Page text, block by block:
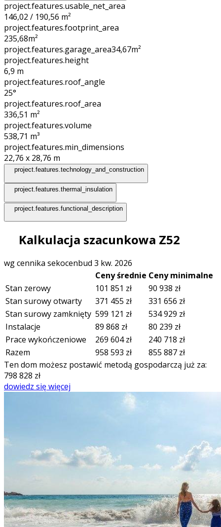
project.features.usable_net_area
146,02 / 190,56 m²
project.features.footprint_area
235,68m²
project.features.garage_area34,67m²
project.features.height
6,9 m
project.features.roof_angle
25°
project.features.roof_area
336,51 m²
project.features.volume
538,71 m³
project.features.min_dimensions
22,76 x 28,76 m
project.features.technology_and_construction
project.features.thermal_insulation
project.features.functional_description
Kalkulacja szacunkowa Z52
wg cennika sekocenbud 3 kw. 2026
Ceny średnie Ceny minimalne
Stan zerowy
101 851 zł 90 938 zł
Stan surowy otwarty
371 455 zł 331 656 zł
Stan surowy zamknięty 599 121 zł 534 929 zł
Instalacje
89 868 zł 80 239 zł
Prace wykończeniowe
269 604zł 240 718 zł
Razem
958 593 zł 855 887 zł
Ten dom możesz postawić metodą gospodarczą już za:
798 828 zł
dowiedz się więcej